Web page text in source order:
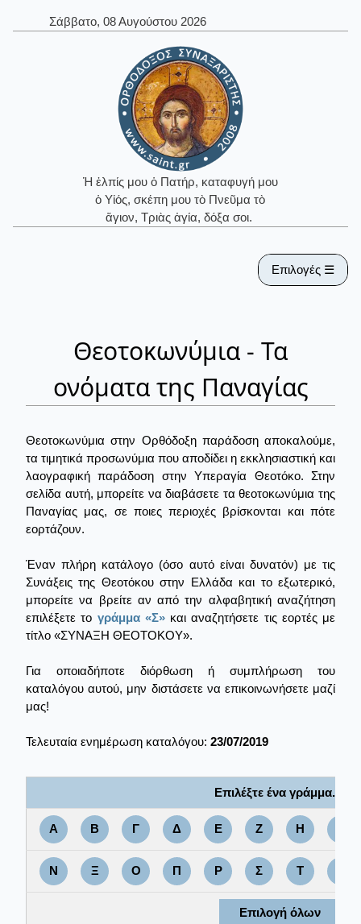
Σάββατο, 08 Αυγούστου 2026
Ἡ ἐλπίς μου ὁ Πατήρ, καταφυγή μου
ὁ Υἱός, σκέπη μου τὸ Πνεῦμα τὸ
ἅγιον, Τριὰς ἁγία, δόξα σοι.
Επιλογές ☰
Θεοτοκωνύμια - Τα
ονόματα της Παναγίας
Θεοτοκωνύμια στην Ορθόδοξη παράδοση αποκαλούμε,
τα τιμητικά προσωνύμια που αποδίδει η εκκλησιαστική και
λαογραφική παράδοση στην Υπεραγία Θεοτόκο. Στην
σελίδα αυτή, μπορείτε να διαβάσετε τα θεοτοκωνύμια της
Παναγίας μας, σε ποιες περιοχές βρίσκονται και πότε
εορτάζουν.
Έναν πλήρη κατάλογο (όσο αυτό είναι δυνατόν) με τις
Συνάξεις της Θεοτόκου στην Ελλάδα και το εξωτερικό,
μπορείτε να βρείτε αν από την αλφαβητική αναζήτηση
επιλέξετε το γράμμα «Σ»και αναζητήσετε τις εορτές με
τίτλο «ΣΥΝΑΞΗ ΘΕΟΤΟΚΟΥ».
Για οποιαδήποτε διόρθωση ή συμπλήρωση του
καταλόγου αυτού, μην διστάσετε να επικοινωνήσετε μαζί
μας!
Τελευταία ενημέρωση καταλόγου: 23/07/2019
Επιλέξτε ένα γράμμα....
Α Β Γ Δ Ε Ζ Η
Ν Ξ Ο Π Ρ Σ Τ
Επιλογή όλων